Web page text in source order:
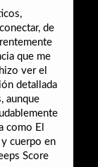
de
que me
ver el
detallada
aunque
como El
cuerpo en
Score